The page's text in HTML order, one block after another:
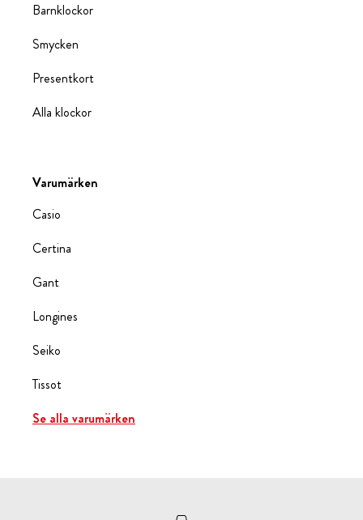
Barnklockor
Smycken
Presentkort
Alla klockor
Varumärken
Casio
Certina
Gant
Longines
Seiko
Tissot
Se alla varumärken